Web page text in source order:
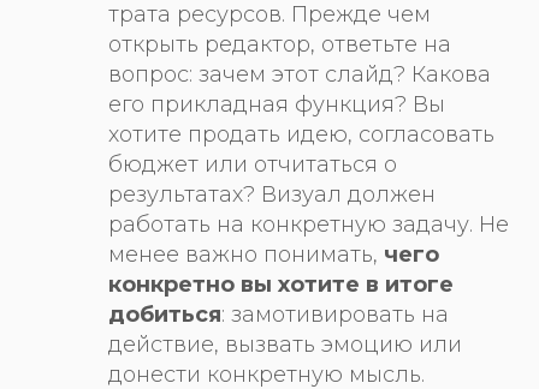
трата ресурсов. Прежде чем
открыть редактор, ответьте на
вопрос: зачем этот слайд? Какова
его прикладная функция? Вы
хотите продать идею, согласовать
бюджет или отчитаться о
результатах? Визуал должен
работать на конкретную задачу. Не
менее важно понимать, чего
конкретно вы хотите в итоге
добиться: замотивировать на
действие, вызвать эмоцию или
донести конкретную мысль.